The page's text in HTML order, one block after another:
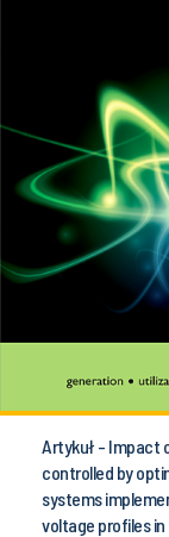
Artykuł - Impact
controlled by
systems
voltage profiles